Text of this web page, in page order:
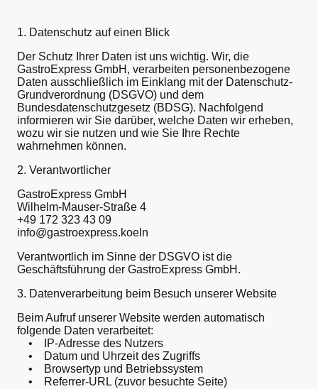
1. Datenschutz auf einen Blick
Der Schutz Ihrer Daten ist uns wichtig. Wir, die
GastroExpress GmbH, verarbeiten personenbezogene
Daten ausschließlich im Einklang mit der Datenschutz-
Grundverordnung (DSGVO) und dem
Bundesdatenschutzgesetz (BDSG). Nachfolgend
informieren wir Sie darüber, welche Daten wir erheben,
wozu wir sie nutzen und wie Sie Ihre Rechte
wahrnehmen können.
2. Verantwortlicher
GastroExpress GmbH
Wilhelm-Mauser-Straße 4
+49 172 323 43 09
info@gastroexpress.koeln
Verantwortlich im Sinne der DSGVO ist die
Geschäftsführung der GastroExpress GmbH.
3. Datenverarbeitung beim Besuch unserer Website
Beim Aufruf unserer Website werden automatisch
folgende Daten verarbeitet:
• IP-Adresse des Nutzers
• Datum und Uhrzeit des Zugriffs
• Browsertyp und Betriebssystem
• Referrer-URL (zuvor besuchte Seite)